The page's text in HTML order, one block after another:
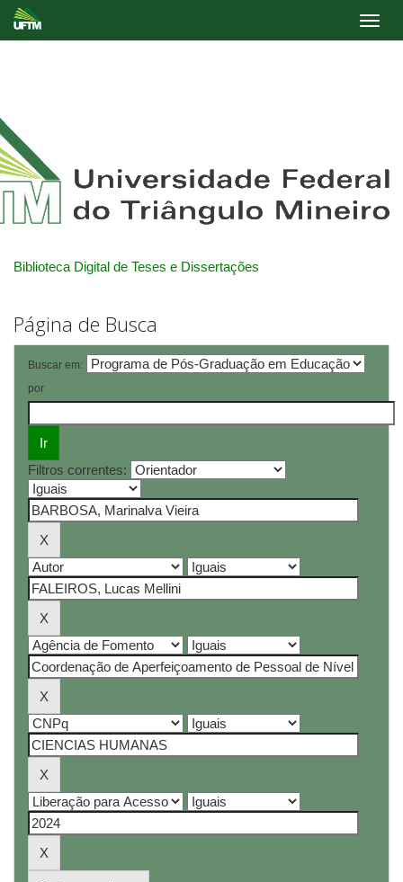
Biblioteca Digital de Teses e Dissertações
Página de Busca
Buscar em:
por
Filtros correntes: